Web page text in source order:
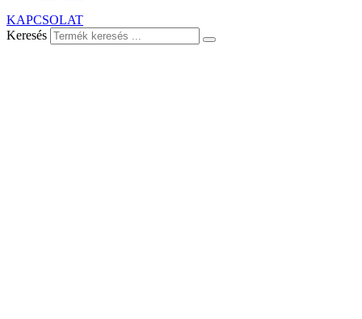
KAPCSOLAT
Keresés